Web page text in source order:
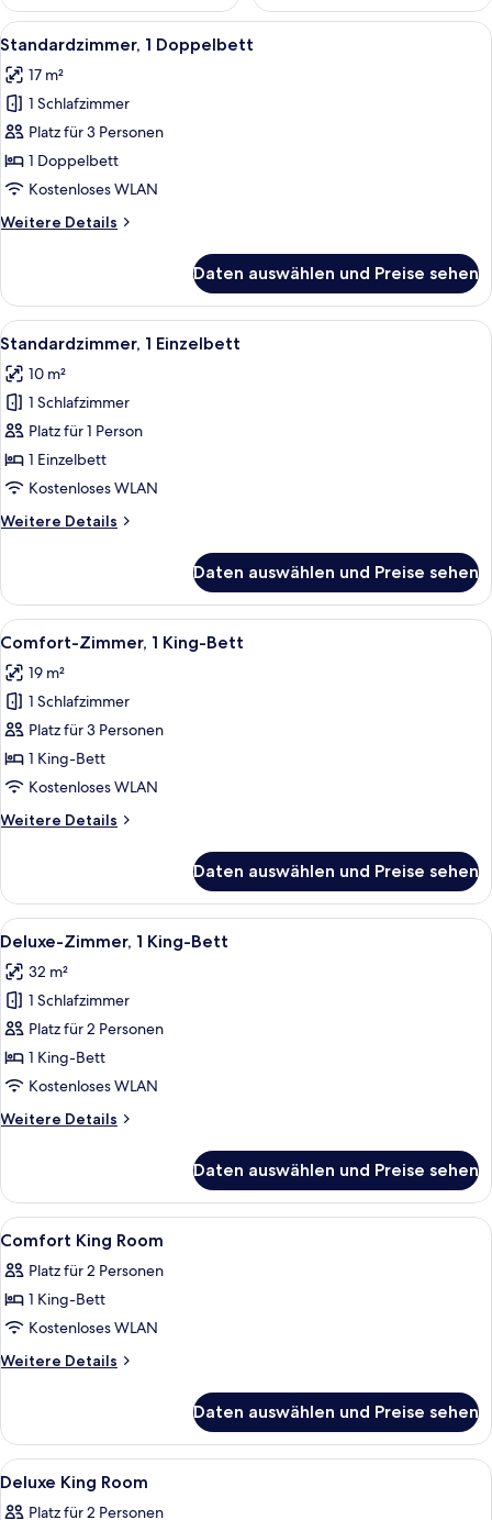
Alle
Fotos
für
Standardzimmer,
1
Doppelbett
anzeigen
Ein Hotelzimmer mit Bett,
2
Standardzimmer, 1 Doppelbett
17 m²
1 Schlafzimmer
Platz für 3 Personen
1 Doppelbett
Kostenloses WLAN
Weitere Details
Weitere
1
Doppelbett
Daten auswählen und Preise sehen
Alle
Fotos
für
Standardzimmer,
1 Einzelbett
anzeigen
Ein Hotelzimmer mit Bett,
2
Standardzimmer, 1 Einzelbett
10 m²
1 Schlafzimmer
Platz für 1 Person
1 Einzelbett
Kostenloses WLAN
Weitere Details
Weitere
1 Einzelbett
Daten auswählen und Preise sehen
Alle
Fotos
für
Comfort-
Zimmer,
1 King-
Bett
Ein Hotelzimmer mit einem großen
1
Comfort-Zimmer, 1 King-Bett
19 m²
1 Schlafzimmer
Platz für 3 Personen
1 King-Bett
Kostenloses WLAN
Weitere Details
Weitere
Zimmer,
1 King-
Bett
Daten auswählen und Preise sehen
Alle
Fotos
für
Deluxe-
Zimmer,
1 King-
Bett
Ein Hotelzimmer mit einem großen
2
Deluxe-Zimmer, 1 King-Bett
32 m²
1 Schlafzimmer
Platz für 2 Personen
1 King-Bett
Kostenloses WLAN
Weitere Details
Weitere
Zimmer,
1 King-
Bett
Daten auswählen und Preise sehen
Alle
Fotos
für
Comfort
King
Room
Ein Hotelzimmer mit einem großen
2
Comfort King Room
Platz für 2 Personen
1 King-Bett
Kostenloses WLAN
Weitere Details
Weitere
King
Room
Daten auswählen und Preise sehen
Alle
Fotos
Ein Hotelzimmer mit einem großen
3
Deluxe King Room
Platz für 2 Personen